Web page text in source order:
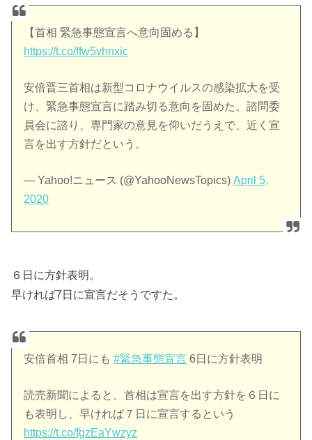
【首相 緊急事態宣言へ意向固める】
https://t.co/ffw5vhnxic
安倍晋三首相は新型コロナウイルスの感染拡大を受
け、緊急事態宣言に踏み切る意向を固めた。諮問委
員会に諮り、専門家の意見を仰いだうえで、近く宣
言を出す方針だという。
— Yahoo!ニュース (@YahooNewsTopics)April 5,
2020
６日に方針表明。
早ければ7日に宣言だそうですた。
安倍首相 7日にも#緊急事態宣言 6日に方針表明
読売新聞によると、首相は宣言を出す方針を６日に
も表明し、早ければ７日に宣言するという
https://t.co/fgzEaYwzyz